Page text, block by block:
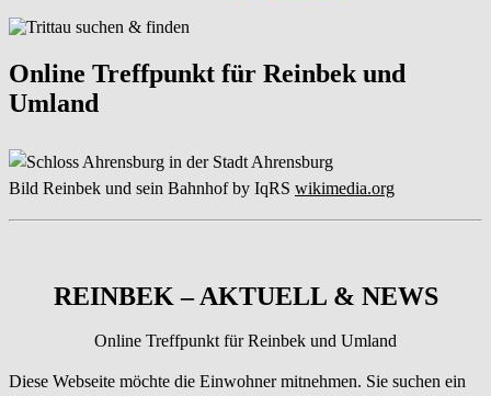
Online Treffpunkt für Reinbek und
Umland
Bild Reinbek und sein Bahnhof by IqRS wikimedia.org
REINBEK – AKTUELL & NEWS
Online Treffpunkt für Reinbek und Umland
Diese Webseite möchte die Einwohner mitnehmen. Sie suchen ein